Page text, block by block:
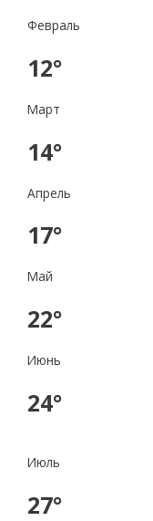
Февраль
12°
Март
14°
Апрель
17°
Май
22°
Июнь
24°
Июль
27°